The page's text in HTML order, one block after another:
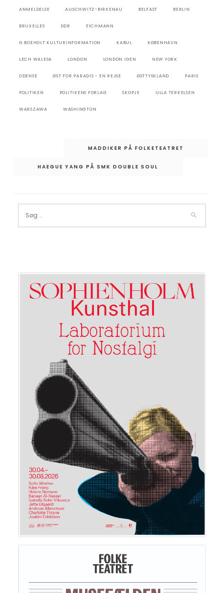
ANMELDELSE AUSCHWITZ-BIRKENAU BELFAST BERLIN
BRUXELLES DDR EICHMANN
G.BOEHOLT KULTURINFORMATION KABUL KØBENHAVN
LECH WALESA LONDON LONDON IGEN NEW YORK
ODENSE ØST FOR PARADIS - EN REJSE ØSTTYSKLAND PARIS
POLITIKEN POLITIKENS FORLAG SKOPJE ULLA TERKELSEN
WARSZAWA WASHINGTON
IndlægsnavigationMADDIKER PÅ FOLKETEATRET
HAEGUE YANG PÅ SMK DOUBLE SOUL